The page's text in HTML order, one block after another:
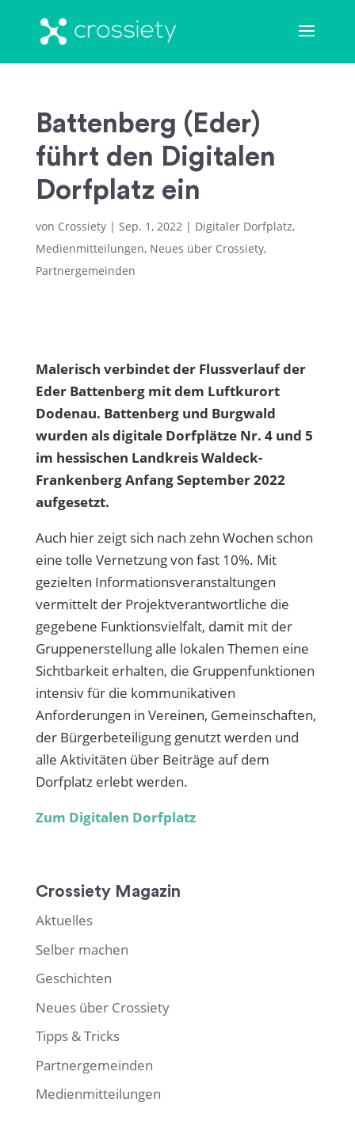
Battenberg (Eder)
führt den Digitalen
Dorfplatz ein
von Crossiety| Sep. 1, 2022| Digitaler Dorfplatz,
Medienmitteilungen, Neues über Crossiety,
Partnergemeinden
Malerisch verbindet der Flussverlauf der
Eder Battenberg mit dem Luftkurort
Dodenau. Battenberg und Burgwald
wurden als digitale Dorfplätze Nr. 4 und 5
im hessischen Landkreis Waldeck-
Frankenberg Anfang September 2022
aufgesetzt.
Auch hier zeigt sich nach zehn Wochen schon
eine tolle Vernetzung von fast 10%. Mit
gezielten Informationsveranstaltungen
vermittelt der Projektverantwortliche die
gegebene Funktionsvielfalt, damit mit der
Gruppenerstellung alle lokalen Themen eine
Sichtbarkeit erhalten, die Gruppenfunktionen
intensiv für die kommunikativen
Anforderungen in Vereinen, Gemeinschaften,
der Bürgerbeteiligung genutzt werden und
alle Aktivitäten über Beiträge auf dem
Dorfplatz erlebt werden.
Zum Digitalen Dorfplatz
Crossiety Magazin
Aktuelles
Selber machen
Geschichten
Neues über Crossiety
Tipps & Tricks
Partnergemeinden
Medienmitteilungen